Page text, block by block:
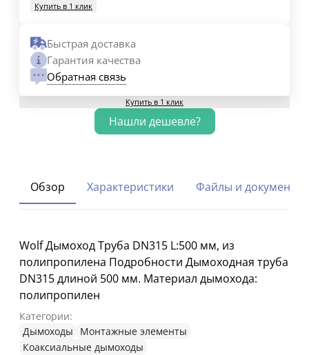
Купить в 1 клик
Быстрая доставка
Гарантия качества
Обратная связь
Купить в 1 клик
Обзор Характеристики Файлы и документы
Wolf Дымоход Труба DN315 L:500 мм, из
полипропилена Подробности Дымоходная труба
DN315 длиной 500 мм. Материал дымохода:
полипропилен
Категории:
Дымоходы
Монтажные элементы
Коаксиальные дымоходы